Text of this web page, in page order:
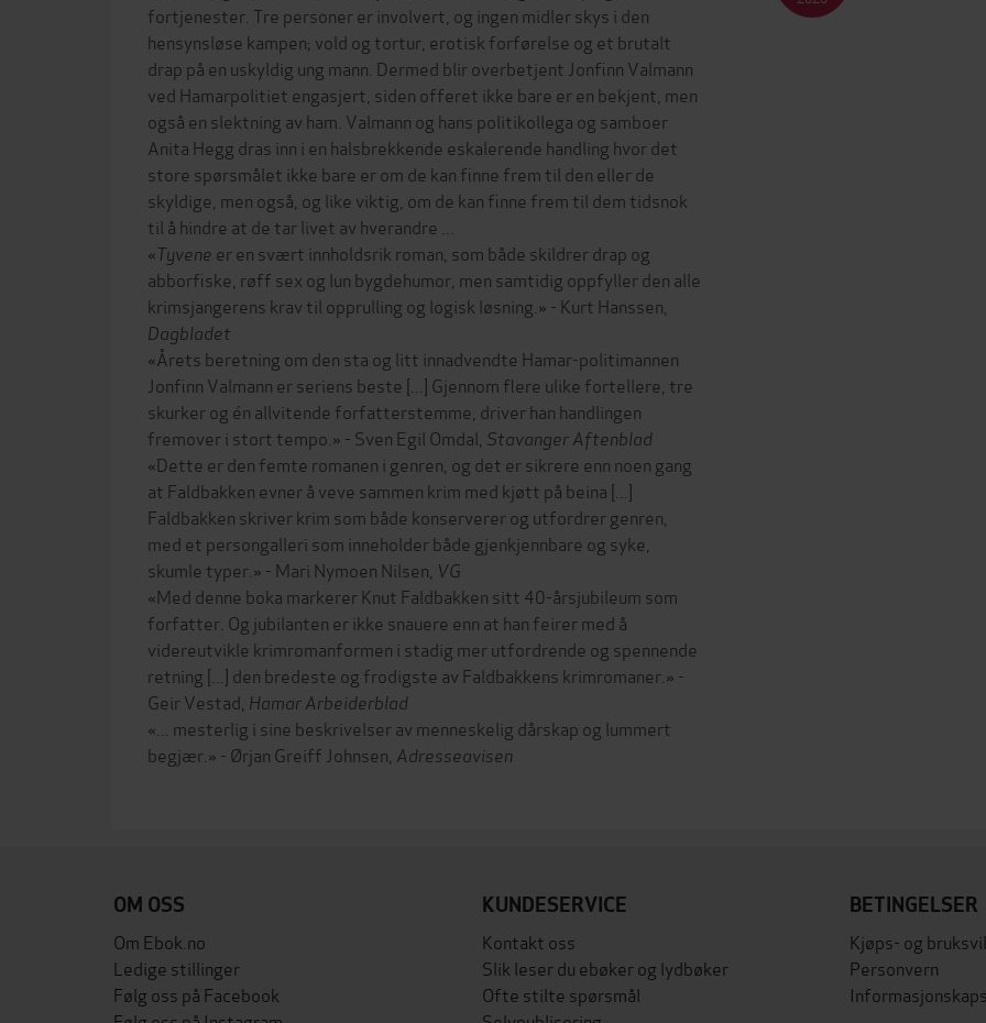
fortjenester. Tre personer er involvert, og ingen midler skys i den
hensynsløse kampen; vold og tortur, erotisk forførelse og et brutalt
drap på en uskyldig ung mann. Dermed blir overbetjent Jonfinn Valmann
ved Hamarpolitiet engasjert, siden offeret ikke bare er en bekjent, men
også en slektning av ham. Valmann og hans politikollega og samboer
Anita Hegg dras inn i en halsbrekkende eskalerende handling hvor det
store spørsmålet ikke bare er om de kan finne frem til den eller de
skyldige, men også, og like viktig, om de kan finne frem til dem tidsnok
til å hindre at de tar livet av hverandre ...
«Tyvene er en svært innholdsrik roman, som både skildrer drap og
abborfiske, røff sex og lun bygdehumor, men samtidig oppfyller den alle
krimsjangerens krav til opprulling og logisk løsning.» - Kurt Hanssen,
Dagbladet
«Årets beretning om den sta og litt innadvendte Hamar-politimannen
Jonfinn Valmann er seriens beste [...] Gjennom flere ulike fortellere, tre
skurker og én allvitende forfatterstemme, driver han handlingen
fremover i stort tempo.» - Sven Egil Omdal, Stavanger Aftenblad
«Dette er den femte romanen i genren, og det er sikrere enn noen gang
at Faldbakken evner å veve sammen krim med kjøtt på beina [...]
Faldbakken skriver krim som både konserverer og utfordrer genren,
med et persongalleri som inneholder både gjenkjennbare og syke,
skumle typer.» - Mari Nymoen Nilsen, VG
«Med denne boka markerer Knut Faldbakken sitt 40-årsjubileum som
forfatter. Og jubilanten er ikke snauere enn at han feirer med å
videreutvikle krimromanformen i stadig mer utfordrende og spennende
retning [...] den bredeste og frodigste av Faldbakkens krimromaner.» -
Geir Vestad, Hamar Arbeiderblad
«... mesterlig i sine beskrivelser av menneskelig dårskap og lummert
begjær.» - Ørjan Greiff Johnsen, Adresseavisen
OM OSS
Om Ebok.no
Ledige stillinger
Følg oss på Facebook
KUNDESERVICE
Kontakt oss
Slik leser du ebøker og lydbøker
Ofte stilte spørsmål
BETINGELSER
Kjøps- og
Personvern